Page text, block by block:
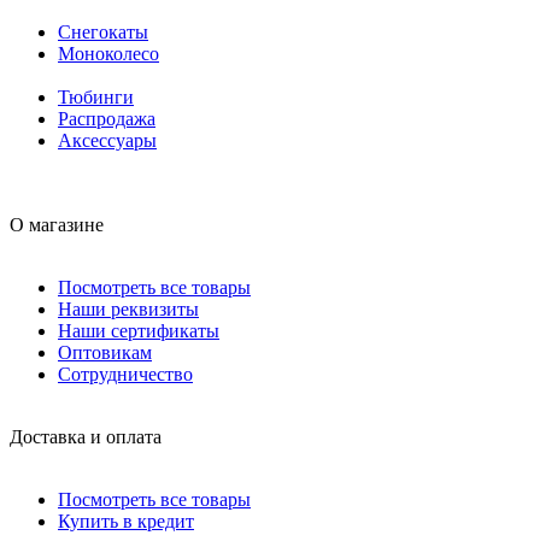
Снегокаты
Моноколесо
Тюбинги
Распродажа
Аксессуары
О магазине
Посмотреть все товары
Наши реквизиты
Наши сертификаты
Оптовикам
Сотрудничество
Доставка и оплата
Посмотреть все товары
Купить в кредит